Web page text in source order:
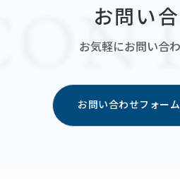
お問い
お気軽にお問い合
お問い合わせフォーム